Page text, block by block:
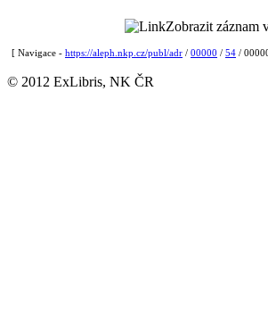
Zobrazit záznam
[ Navigace - https://aleph.nkp.cz/publ/adr / 00000 / 54 /
© 2012 ExLibris, NK ČR